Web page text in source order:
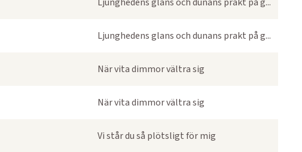
Ljunghedens glans och dunans prakt på g...
När vita dimmor vältra sig
När vita dimmor vältra sig
Vi står du så plötsligt för mig